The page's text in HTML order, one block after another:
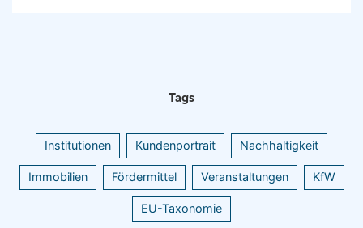
Tags
Institutionen Kundenportrait Nachhaltigkeit
Immobilien Fördermittel Veranstaltungen KfW
EU-Taxonomie